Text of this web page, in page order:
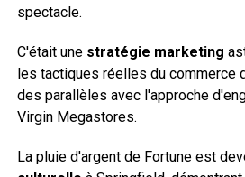
spectacle.
C'était une stratégie marketing
les tactiques réelles du commerce
des parallèles avec l'approche
Virgin Megastores.
La pluie d'argent de Fortune est